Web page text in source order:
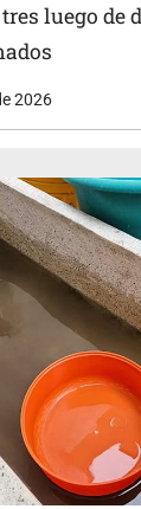
Ley de Salud
por mala
luego de
2026